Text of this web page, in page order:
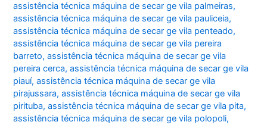
assistência técnica máquina de secar ge vila palmeiras,
assistência técnica máquina de secar ge vila pauliceia,
assistência técnica máquina de secar ge vila penteado,
assistência técnica máquina de secar ge vila pereira
barreto,assistência técnica máquina de secar ge vila
pereira cerca,assistência técnica máquina de secar ge vila
piauí,assistência técnica máquina de secar ge vila
pirajussara,assistência técnica máquina de secar ge vila
pirituba,assistência técnica máquina de secar ge vila pita,
assistência técnica máquina de secar ge vila polopoli,